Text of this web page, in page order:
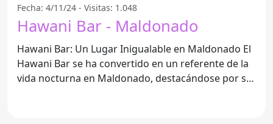
Fecha: 4/11/24 - Visitas: 1.048
Hawani Bar - Maldonado
Hawani Bar: Un Lugar Inigualable en Maldonado El
Hawani Bar se ha convertido en un referente de la
vida nocturna en Maldonado, destacándose por su